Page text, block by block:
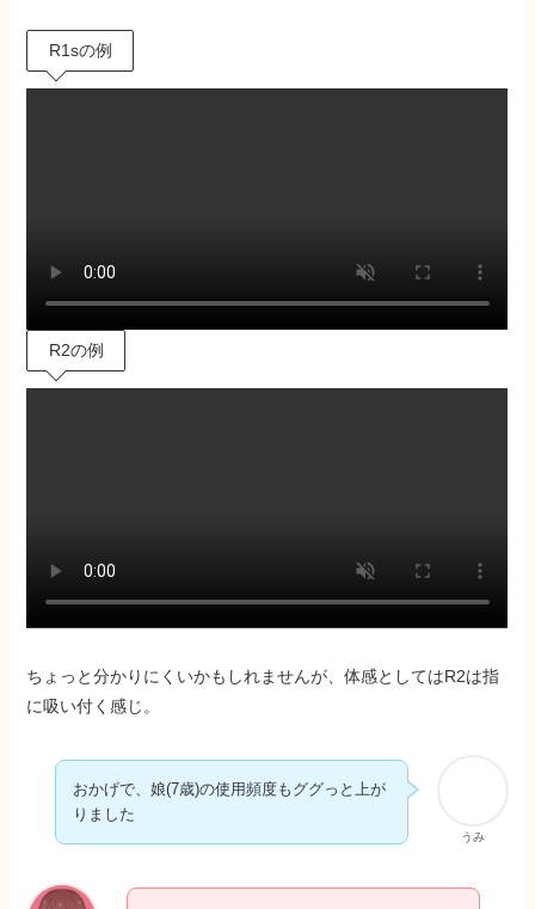
R2の例
ちょっと分かりにくいかもしれませんが、体感としてはR2は指
に吸い付く感じ。
おかげで、娘(7歳)の使用頻度もググっと上が
りました
せっかくだからたくさん活用してもらいたい